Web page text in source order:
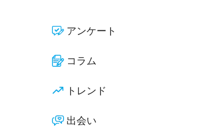
アンケート
コラム
トレンド
出会い